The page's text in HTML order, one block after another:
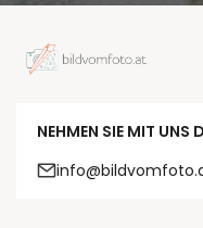
NEHMEN SIE MIT UNS